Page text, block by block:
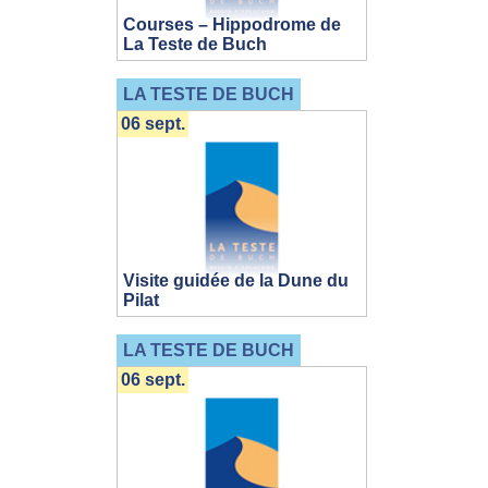
Courses – Hippodrome de
La Teste de Buch
LA TESTE DE BUCH
Visite guidée de la Dune du
Pilat
06 sept.
LA TESTE DE BUCH
06 sept.